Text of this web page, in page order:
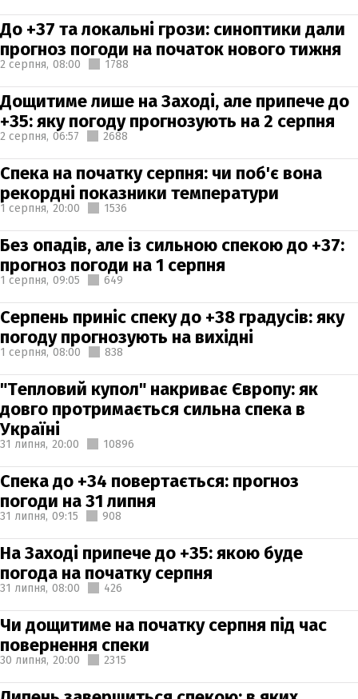
До +37 та локальні грози: синоптики дали
прогноз погоди на початок нового тижня
2 серпня, 08:00 1788
Дощитиме лише на Заході, але припече до
+35: яку погоду прогнозують на 2 серпня
2 серпня, 06:57 2688
Спека на початку серпня: чи поб'є вона
рекордні показники температури
1 серпня, 20:00 1536
Без опадів, але із сильною спекою до +37:
прогноз погоди на 1 серпня
1 серпня, 09:05 649
Серпень приніс спеку до +38 градусів: яку
погоду прогнозують на вихідні
1 серпня, 08:00 838
"Тепловий купол" накриває Європу: як
довго протримається сильна спека в
Україні
31 липня, 20:00 10896
Спека до +34 повертається: прогноз
погоди на 31 липня
31 липня, 09:15 908
На Заході припече до +35: якою буде
погода на початку серпня
31 липня, 08:00 426
Чи дощитиме на початку серпня під час
повернення спеки
30 липня, 20:00 2315